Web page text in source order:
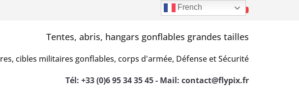
Tentes, abris, hangars gonflables grandes tailles
cibles militaires gonflables, corps d'armée, Défense et Sécurité
Tél: +33 (0)6 95 34 35 45 - Mail: contact@flypix.fr
French